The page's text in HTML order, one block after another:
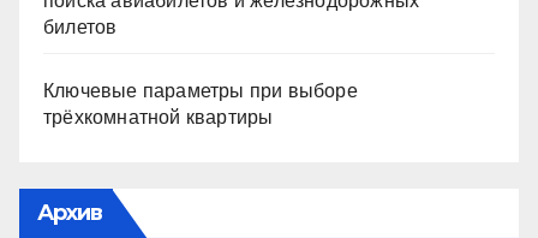
билетов
Ключевые параметры при выборе
трёхкомнатной квартиры
Архив